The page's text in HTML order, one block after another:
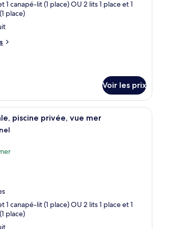
1 canapé-lit (1 place) OU 2 lits 1 place et 1
place)
Voir les prix
une console agrémentée d’une plante et un panier en
Une chambre à coucher avec une tête de
piscine privée, vue mer
1 canapé-lit (1 place) OU 2 lits 1 place et 1
place)